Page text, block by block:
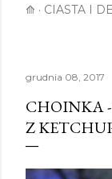
⟰ CIASTA I
grudnia 08, 2017
CHOINKA
Z